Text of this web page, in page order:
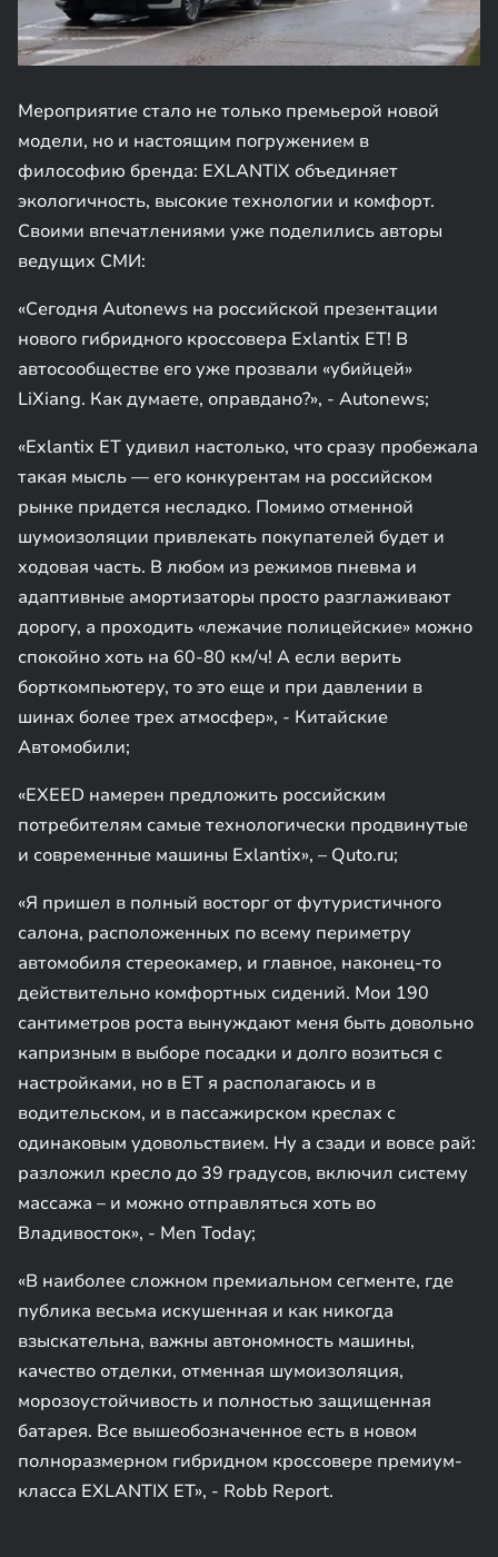
Мероприятие стало не только премьерой новой
модели, но и настоящим погружением в
философию бренда: EXLANTIX объединяет
экологичность, высокие технологии и комфорт.
Своими впечатлениями уже поделились авторы
ведущих СМИ:
«Сегодня Autonews на российской презентации
нового гибридного кроссовера Exlantix ET! В
автосообществе его уже прозвали «убийцей»
LiXiang. Как думаете, оправдано?», - Autonews;
«Exlantix ET удивил настолько, что сразу пробежала
такая мысль — его конкурентам на российском
рынке придется несладко. Помимо отменной
шумоизоляции привлекать покупателей будет и
ходовая часть. В любом из режимов пневма и
адаптивные амортизаторы просто разглаживают
дорогу, а проходить «лежачие полицейские» можно
спокойно хоть на 60-80 км/ч! А если верить
борткомпьютеру, то это еще и при давлении в
шинах более трех атмосфер», - Китайские
Автомобили;
«EXEED намерен предложить российским
потребителям самые технологически продвинутые
и современные машины Exlantix», – Quto.ru;
«Я пришел в полный восторг от футуристичного
салона, расположенных по всему периметру
автомобиля стереокамер, и главное, наконец-то
действительно комфортных сидений. Мои 190
сантиметров роста вынуждают меня быть довольно
капризным в выборе посадки и долго возиться с
настройками, но в ET я располагаюсь и в
водительском, и в пассажирском креслах с
одинаковым удовольствием. Ну а сзади и вовсе рай:
разложил кресло до 39 градусов, включил систему
массажа – и можно отправляться хоть во
Владивосток», - Men Today;
«В наиболее сложном премиальном сегменте, где
публика весьма искушенная и как никогда
взыскательна, важны автономность машины,
качество отделки, отменная шумоизоляция,
морозоустойчивость и полностью защищенная
батарея. Все вышеобозначенное есть в новом
полноразмерном гибридном кроссовере премиум-
класса EXLANTIX ET», - Robb Report.